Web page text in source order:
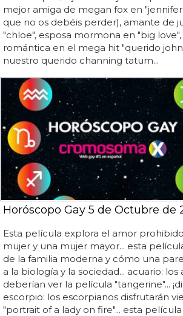
mejor amiga de megan fox en
que no os debéis perder), amante de
"chloe", esposa mormona en "big
romántica en el mega hit "querido
nuestro querido channing tatum...
Horóscopo Gay 5 de Octubre de
Esta película explora el amor
mujer y una mujer mayor... esta
de la familia moderna y cómo una
a la biología y la sociedad... acuario: los
deberían ver la película "tangerine"...
escorpio: los escorpianos disfrutarán
"portrait of a lady on fire"... esta